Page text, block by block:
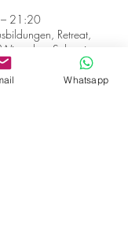
21:20
Retreat,
Schweiz
Whatsapp